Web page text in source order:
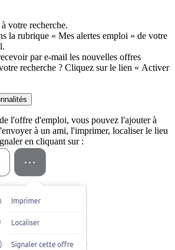
votre recherche.
la rubrique « Mes alertes emploi » de votre
par e-mail les nouvelles offres
recherche ? Cliquez sur le lien « Activer
l'offre d'emploi, vous pouvez l'ajouter à
à un ami, l'imprimer, localiser le lieu
en cliquant sur :